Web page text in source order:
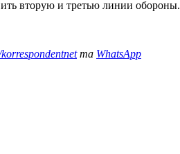
вторую и третью линии обороны.
та WhatsApp